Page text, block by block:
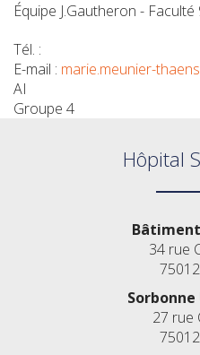
Équipe J.Gautheron - Faculté
Tél. :
E-mail : marie.meunier-
AI
Groupe 4
Hôpital
34 rue
27 rue